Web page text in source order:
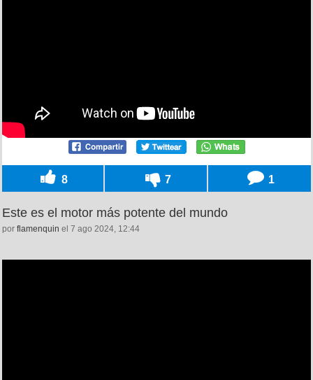
8 7 1
Este es el motor más potente del mundo
por flamenquin el 7 ago 2024, 12:44